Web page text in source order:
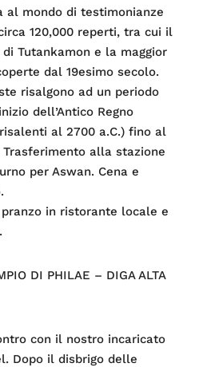
al mondo di testimonianze
120,000 reperti, tra cui il
Tutankamon e la maggior
dal 19esimo secolo.
risalgono ad un periodo
dell’Antico Regno
al 2700 a.C.) fino al
alla stazione
per Aswan. Cena e
in ristorante locale e
DI PHILAE – DIGA ALTA
con il nostro incaricato
Dopo il disbrigo delle